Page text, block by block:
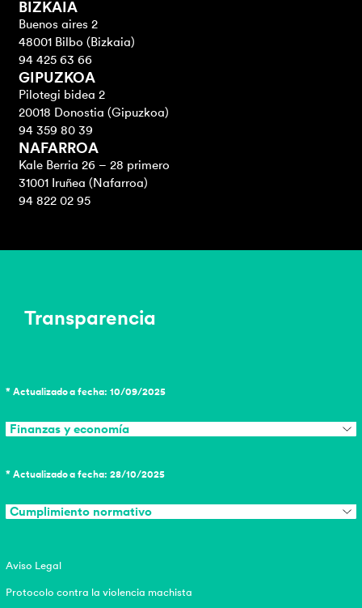
BIZKAIA
Buenos aires 2
48001 Bilbo (Bizkaia)
94 425 63 66
GIPUZKOA
Pilotegi bidea 2
20018 Donostia (Gipuzkoa)
94 359 80 39
NAFARROA
Kale Berria 26 – 28 primero
31001 Iruñea (Nafarroa)
94 822 02 95
Transparencia
* Actualizado a fecha: 10/09/2025
Finanzas y economía
* Actualizado a fecha: 28/10/2025
Cumplimiento normativo
Aviso Legal
Protocolo contra la violencia machista